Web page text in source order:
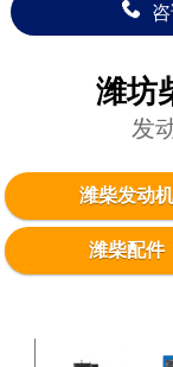
潍坊
发
潍柴发动机
潍柴配件